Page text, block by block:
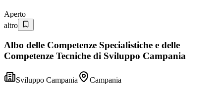
Aperto
altro
Albo delle Competenze Specialistiche e delle
Competenze Tecniche di Sviluppo Campania
Sviluppo Campania
Campania